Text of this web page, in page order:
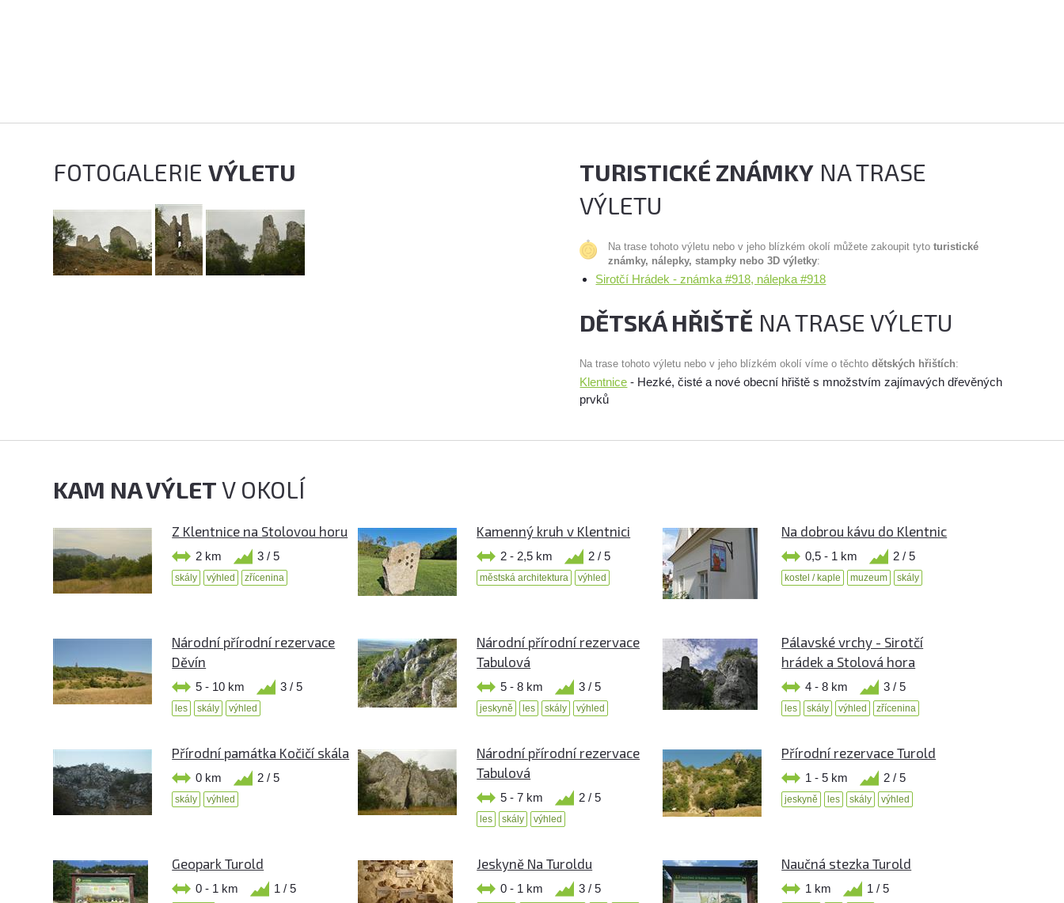
FOTOGALERIEVÝLETU TURISTICKÉ ZNÁMKY NA TRASE
VÝLETU
Na trase tohoto výletu nebo v jeho blízkém okolí můžete zakoupit tytoturistické
známky, nálepky, stampky nebo 3D výletky:
Sirotčí Hrádek - známka #918, nálepka #918
DĚTSKÁ HŘIŠTĚ NA TRASE VÝLETU
Na trase tohoto výletu nebo v jeho blízkém okolí víme o těchtodětských hřištích:
Klentnice - Hezké, čisté a nové obecní hřiště s množstvím zajímavých dřevěných
prvků
KAM NA VÝLETV OKOLÍ
Z Klentnice na Stolovou horu
2 km 3 / 5
skály výhled zřícenina
Kamenný kruh v Klentnici
2 - 2,5 km 2 / 5
městská architektura výhled
Na dobrou kávu do Klentnic
0,5 - 1 km 2 / 5
kostel / kaple muzeum skály
Národní přírodní rezervace
Děvín
5 - 10 km 3 / 5
les skály výhled
Národní přírodní rezervace
Tabulová
5 - 8 km 3 / 5
jeskyně les skály výhled
Pálavské vrchy - Sirotčí
hrádek a Stolová hora
4 - 8 km 3 / 5
les skály výhled zřícenina
Přírodní památka Kočičí skála
0 km 2 / 5
skály výhled
Národní přírodní rezervace
Tabulová
5 - 7 km 2 / 5
les skály výhled
Přírodní rezervace Turold
1 - 5 km 2 / 5
jeskyně les skály výhled
Geopark Turold
0 - 1 km 1 / 5
Jeskyně Na Turoldu
0 - 1 km 3 / 5
Naučná stezka Turold
1 km 1 / 5